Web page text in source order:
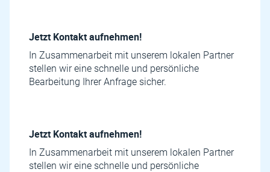
Jetzt Kontakt aufnehmen!
In Zusammenarbeit mit unserem lokalen Partner
stellen wir eine schnelle und persönliche
Bearbeitung Ihrer Anfrage sicher.
Jetzt Kontakt aufnehmen!
In Zusammenarbeit mit unserem lokalen Partner
stellen wir eine schnelle und persönliche